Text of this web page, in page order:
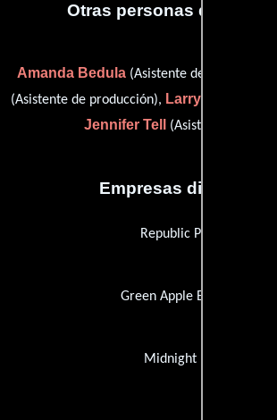
Otras personas que
Amanda Bedula (Asistente de producción),
(Asistente de producción), Larry Rosen
Jennifer Tell (Asistente de
Empresas
Republic Pictures (II)
Green Apple Entertainment
Midnight Releasing